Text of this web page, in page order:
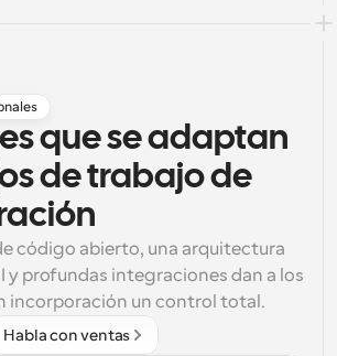
que se adaptan
de trabajo de
código abierto, una arquitectura
y profundas integraciones dan a los
incorporación un control total.
Habla con ventas